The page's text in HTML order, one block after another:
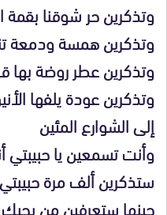
وتذكرين حر شوقنا بقمة
وتذكرين همسة ودمعة
وتذكرين عطر روضة بها
وتذكرين عودة يلفها
إلى الشوارع المئين
وأنت تسمعين يا حبيبتي
ستذكرين ألف مرة حبيبتي
حينها ستعرفين من